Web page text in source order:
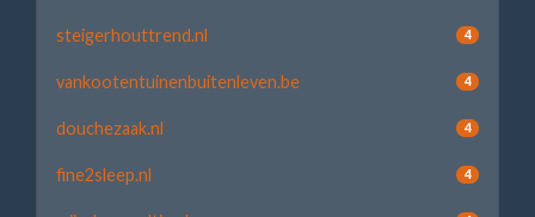
steigerhouttrend.nl 4
vankootentuinenbuitenleven.be 4
douchezaak.nl 4
fine2sleep.nl 4